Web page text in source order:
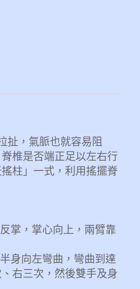
扯，氣脈也就容易阻
椎是否端正足以左右行
柱」一式，利用搖擺脊
掌，掌心向上，兩臂靠
身向左彎曲，彎曲到達
右三次，然後雙手及身